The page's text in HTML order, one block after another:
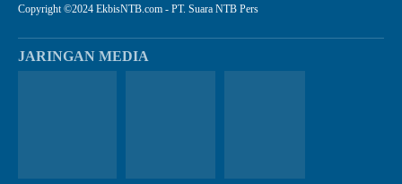
Copyright ©2024 EkbisNTB.com - PT. Suara NTB Pers
JARINGAN MEDIA